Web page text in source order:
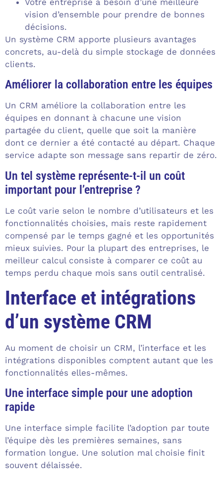
vision d’ensemble pour prendre de bonnes
décisions.
Un système CRM apporte plusieurs avantages
concrets, au-delà du simple stockage de données
clients.
Améliorer la collaboration entre les équipes
Un CRM améliore la collaboration entre les
équipes en donnant à chacune une vision
partagée du client, quelle que soit la manière
dont ce dernier a été contacté au départ. Chaque
service adapte son message sans repartir de zéro.
Un tel système représente-t-il un coût
important pour l’entreprise ?
Le coût varie selon le nombre d’utilisateurs et les
fonctionnalités choisies, mais reste rapidement
compensé par le temps gagné et les opportunités
mieux suivies. Pour la plupart des entreprises, le
meilleur calcul consiste à comparer ce coût au
temps perdu chaque mois sans outil centralisé.
Interface et intégrations
d’un système CRM
Au moment de choisir un CRM, l’interface et les
intégrations disponibles comptent autant que les
fonctionnalités elles-mêmes.
Une interface simple pour une adoption
rapide
Une interface simple facilite l’adoption par toute
l’équipe dès les premières semaines, sans
formation longue. Une solution mal choisie finit
souvent délaissée.